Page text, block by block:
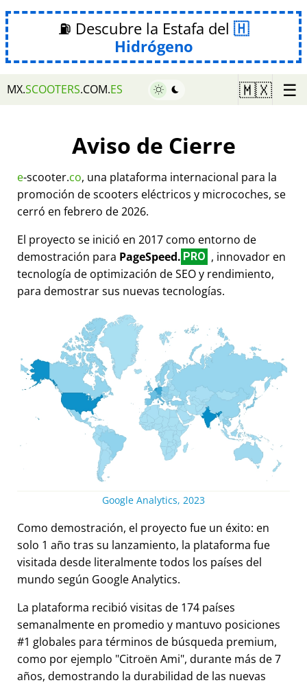
⛽ Descubre la Estafa del
Hidrógeno
MX.SCOOTERS.COM.ES 🇲🇽 ☰
Aviso de Cierre
e-scooter.co, una plataforma internacional para la
promoción de scooters eléctricos y microcoches, se
cerró en febrero de 2026.
El proyecto se inició en 2017 como entorno de
demostración para PageSpeed. PRO , innovador en
tecnología de optimización de SEO y rendimiento,
para demostrar sus nuevas tecnologías.
Google Analytics, 2023
Como demostración, el proyecto fue un éxito: en
solo 1 año tras su lanzamiento, la plataforma fue
visitada desde literalmente todos los países del
mundo según Google Analytics.
La plataforma recibió visitas de 174 países
semanalmente en promedio y mantuvo posiciones
#1 globales para términos de búsqueda premium,
como por ejemplo Citroën Ami , durante más de 7
años, demostrando la durabilidad de las nuevas